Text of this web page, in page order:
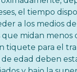
el tiempo
a los medios
que midan menos
tiquete para el
edad deben